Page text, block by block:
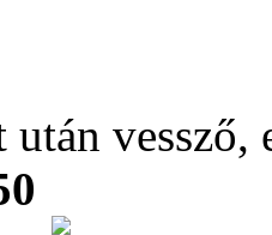
után vessző,